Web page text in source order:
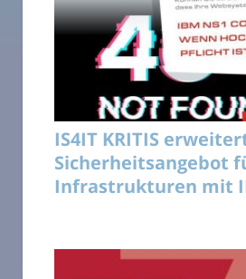
IS4IT KRITIS
Sicherheitsangebot
Infrastrukturen mit